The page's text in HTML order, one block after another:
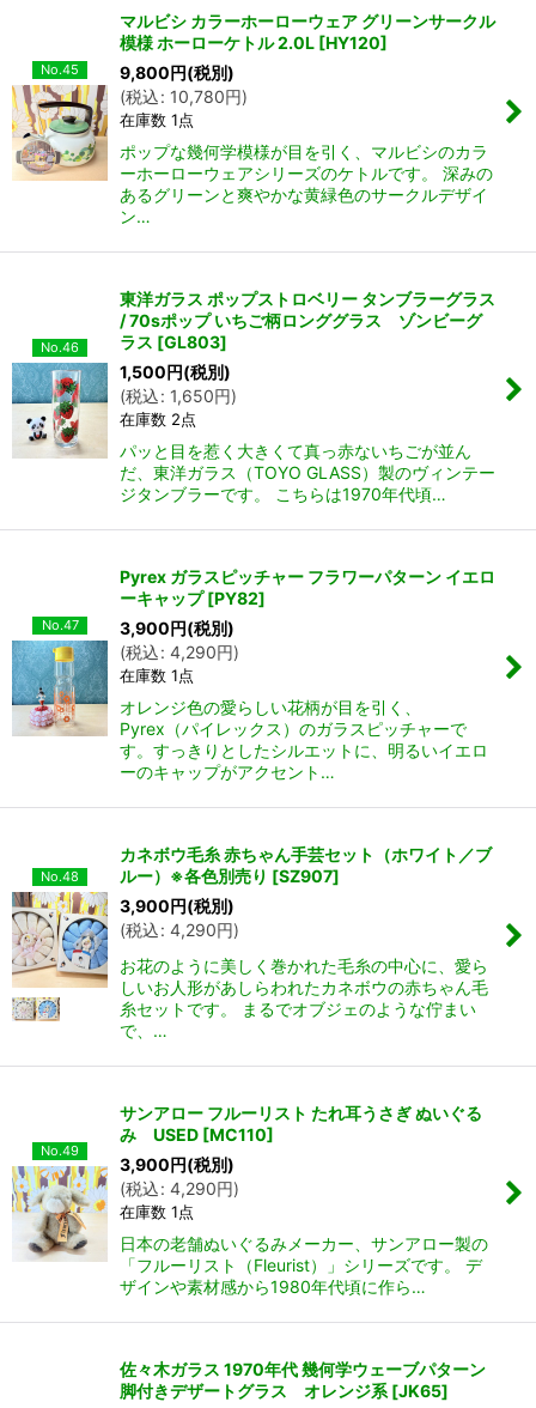
No.45
マルビシ カラーホーローウェア グリーンサークル
模様 ホーローケトル 2.0L [HY120]
9,800円(税別)
(税込: 10,780円)
在庫数 1点
ポップな幾何学模様が目を引く、マルビシのカラ
ーホーローウェアシリーズのケトルです。 深みの
あるグリーンと爽やかな黄緑色のサークルデザイ
ン…
No.46
東洋ガラス ポップストロベリー タンブラーグラス
/ 70sポップ いちご柄ロンググラス ゾンビーグ
ラス [GL803]
1,500円(税別)
(税込: 1,650円)
在庫数 2点
パッと目を惹く大きくて真っ赤ないちごが並ん
だ、東洋ガラス（TOYO GLASS）製のヴィンテー
ジタンブラーです。 こちらは1970年代頃…
No.47
Pyrex ガラスピッチャー フラワーパターン イエロ
ーキャップ [PY82]
3,900円(税別)
(税込: 4,290円)
在庫数 1点
オレンジ色の愛らしい花柄が目を引く、
Pyrex（パイレックス）のガラスピッチャーで
す。すっきりとしたシルエットに、明るいイエロ
ーのキャップがアクセント…
No.48
カネボウ毛糸 赤ちゃん手芸セット（ホワイト／ブ
ルー）※各色別売り [SZ907]
3,900円(税別)
(税込: 4,290円)
お花のように美しく巻かれた毛糸の中心に、愛ら
しいお人形があしらわれたカネボウの赤ちゃん毛
糸セットです。 まるでオブジェのような佇まい
で、…
No.49
サンアロー フルーリスト たれ耳うさぎ ぬいぐる
み USED [MC110]
3,900円(税別)
(税込: 4,290円)
在庫数 1点
日本の老舗ぬいぐるみメーカー、サンアロー製の
「フルーリスト（Fleurist）」シリーズです。 デ
ザインや素材感から1980年代頃に作ら…
佐々木ガラス 1970年代 幾何学ウェーブパターン
脚付きデザートグラス オレンジ系 [JK65]